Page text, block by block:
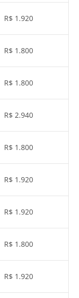
R$ 1.920
R$ 1.800
R$ 1.800
R$ 2.940
R$ 1.800
R$ 1.920
R$ 1.920
R$ 1.800
R$ 1.920